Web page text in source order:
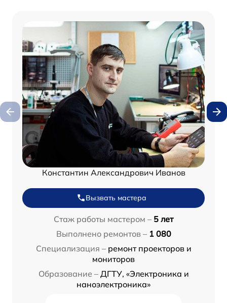
Константин Александрович Иванов
Вызвать мастера
Стаж работы мастером – 5 лет
Выполнено ремонтов – 1 080
Специализация – ремонт проекторов и
мониторов
Образование – ДГТУ, «Электроника и
наноэлектроника»